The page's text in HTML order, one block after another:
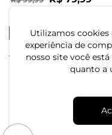
Utilizamos cookies
experiência de
nosso site você
quanto a
-29%
Manta Para Sofá
Cm x 150 Cm Adomes
R$ 49,99
ou 1x de R$ 49,99 sem juros